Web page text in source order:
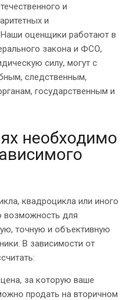
и
и
оценщики работают в
закона и ФСО,
силу, могут с
следственным,
государственным и
необходимо
квадроцикла или иного
возможность для
точную и объективную
В зависимости от
за которую ваше
продать на вторичном